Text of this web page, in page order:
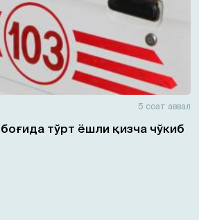
5 соат аввал
тўрт ёшли қизча чўкиб